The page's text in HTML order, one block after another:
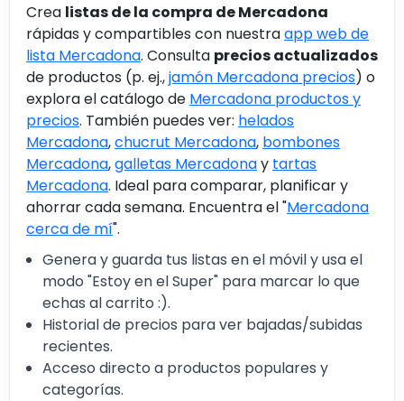
Crea listas de la compra de Mercadona
rápidas y compartibles con nuestraapp web de
lista Mercadona. Consulta precios actualizados
de productos (p. ej.,jamón Mercadona precios) o
explora el catálogo de Mercadona productos y
precios. También puedes ver: helados
Mercadona,chucrut Mercadona, bombones
Mercadona,galletas Mercadonay tartas
Mercadona. Ideal para comparar, planificar y
ahorrar cada semana. Encuentra el "Mercadona
cerca de mí".
Genera y guarda tus listas en el móvil y usa el
modo "Estoy en el Super" para marcar lo que
echas al carrito :).
Historial de precios para ver bajadas/subidas
recientes.
Acceso directo a productos populares y
categorías.